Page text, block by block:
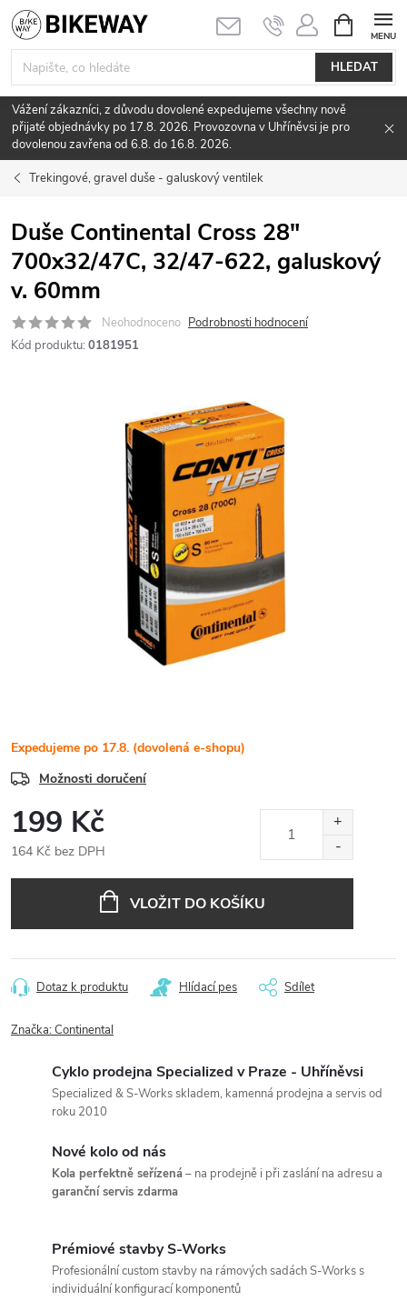
Přejít
na
obsah
HLEDAT
NÁKUPNÍ
KOŠÍK
Vážení zákazníci, z důvodu dovolené expedujeme všechny nově
přijaté objednávky po 17.8. 2026. Provozovna v Uhříněvsi je pro
dovolenou zavřena od 6.8. do 16.8. 2026.
Trekingové, gravel duše - galuskový ventilek
Duše Continental Cross 28"
700x32/47C, 32/47-622, galuskový
v. 60mm
Neohodnoceno Podrobnosti hodnocení
Kód produktu: 0181951
Expedujeme po 17.8. (dovolená e-shopu)
Možnosti doručení
199 Kč
164 Kč bez DPH
VLOŽIT DO KOŠÍKU
Dotaz k produktu Hlídací pes Sdílet
Značka:Continental
Cyklo prodejna Specialized v Praze - Uhříněvsi
Specialized & S-Works skladem, kamenná prodejna a servis od
roku 2010
Nové kolo od nás
Kola perfektně seřízená– na prodejně i při zaslání na adresu a
garanční servis zdarma
Prémiové stavby S-Works
Profesionální custom stavby na rámových sadách S-Works s
individuální konfigurací komponentů